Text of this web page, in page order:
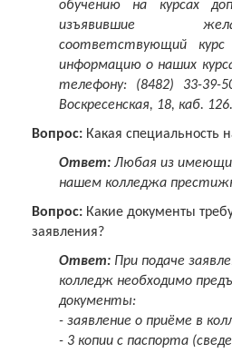
обучению на курсах
изъявившие
соответствующий курс
информацию о наших
телефону: (8482) 33-39-
Воскресенская, 18, каб. 126.
Вопрос: Какая специальность
Ответ: Любая из
нашем колледжа
Вопрос: Какие документы
заявления?
Ответ: При подаче
колледж необходимо
документы:
- заявление о приёме в
- 3 копии с паспорта